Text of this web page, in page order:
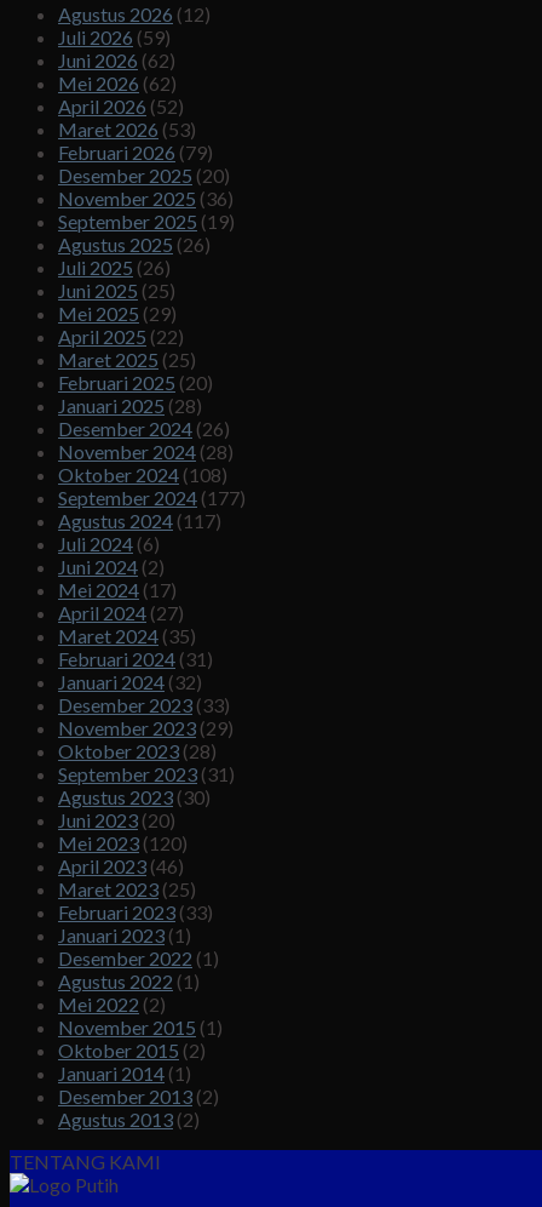
Agustus 2026 (12)
Juli 2026 (59)
Juni 2026 (62)
Mei 2026 (62)
April 2026 (52)
Maret 2026 (53)
Februari 2026 (79)
Desember 2025 (20)
November 2025 (36)
September 2025 (19)
Agustus 2025 (26)
Juli 2025 (26)
Juni 2025 (25)
Mei 2025 (29)
April 2025 (22)
Maret 2025 (25)
Februari 2025 (20)
Januari 2025 (28)
Desember 2024 (26)
November 2024 (28)
Oktober 2024 (108)
September 2024 (177)
Agustus 2024 (117)
Juli 2024 (6)
Juni 2024 (2)
Mei 2024 (17)
April 2024 (27)
Maret 2024 (35)
Februari 2024 (31)
Januari 2024 (32)
Desember 2023 (33)
November 2023 (29)
Oktober 2023 (28)
September 2023 (31)
Agustus 2023 (30)
Juni 2023 (20)
Mei 2023 (120)
April 2023 (46)
Maret 2023 (25)
Februari 2023 (33)
Januari 2023 (1)
Desember 2022 (1)
Agustus 2022 (1)
Mei 2022 (2)
November 2015 (1)
Oktober 2015 (2)
Januari 2014 (1)
Desember 2013 (2)
Agustus 2013 (2)
TENTANG KAMI